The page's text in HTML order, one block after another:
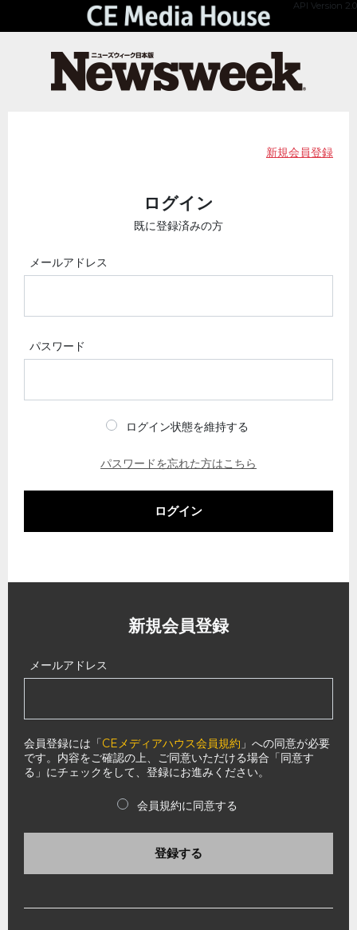
API Version 2.0
新規会員登録
ログイン
既に登録済みの方
メールアドレス
パスワード
ログイン状態を維持する
パスワードを忘れた方はこちら
ログイン
新規会員登録
メールアドレス
会員登録には「CEメディアハウス会員規約 」への同意が必要
です。内容をご確認の上、ご同意いただける場合「同意す
る」にチェックをして、登録にお進みください。
会員規約に同意する
登録する